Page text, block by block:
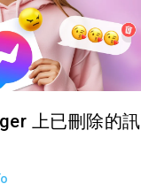
上已刪除的訊